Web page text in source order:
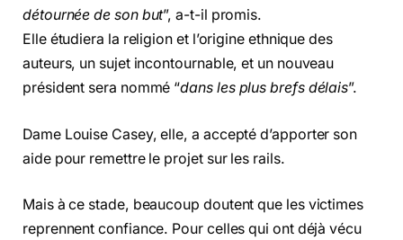
détournée de son but”, a-t-il promis.
Elle étudiera la religion et l’origine ethnique des
auteurs, un sujet incontournable, et un nouveau
président sera nommé “dans les plus brefs délais”.
Dame Louise Casey, elle, a accepté d’apporter son
aide pour remettre le projet sur les rails.
Mais à ce stade, beaucoup doutent que les victimes
reprennent confiance. Pour celles qui ont déjà vécu